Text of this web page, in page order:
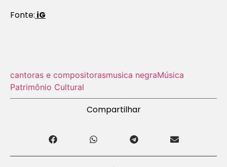
Fonte: iG
cantoras e compositorasmusica negraMúsica
Patrimônio Cultural
Compartilhar